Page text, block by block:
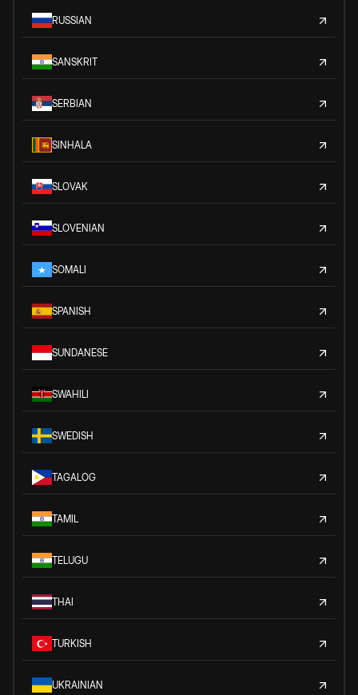
RUSSIAN
SANSKRIT
SERBIAN
SINHALA
SLOVAK
SLOVENIAN
SOMALI
SPANISH
SUNDANESE
SWAHILI
SWEDISH
TAGALOG
TAMIL
TELUGU
THAI
TURKISH
UKRAINIAN